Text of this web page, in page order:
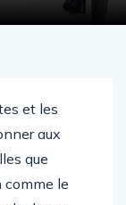
et les
aux
que
comme le